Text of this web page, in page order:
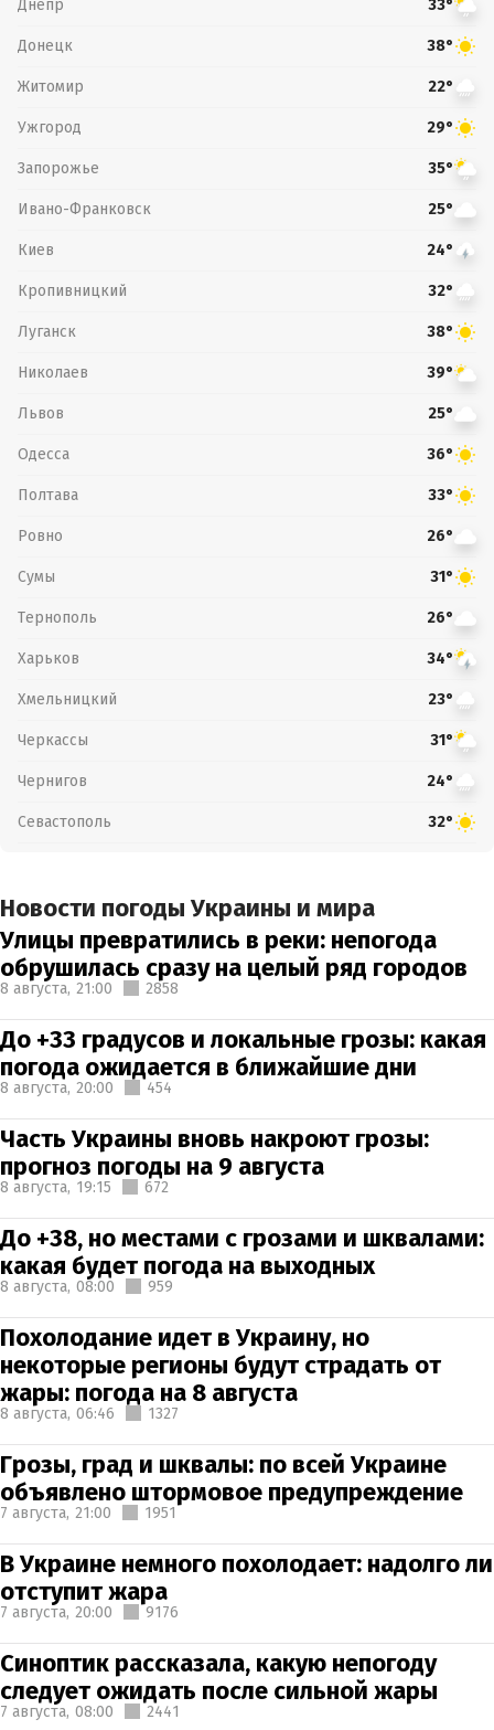
Днепр 33°
Донецк 38°
Житомир 22°
Ужгород 29°
Запорожье 35°
Ивано-Франковск 25°
Киев 24°
Кропивницкий 32°
Луганск 38°
Николаев 39°
Львов 25°
Одесса 36°
Полтава 33°
Ровно 26°
Сумы 31°
Тернополь 26°
Харьков 34°
Хмельницкий 23°
Черкассы 31°
Чернигов 24°
Севастополь 32°
Новости погоды Украины и мира
Улицы превратились в реки: непогода
обрушилась сразу на целый ряд городов
8 августа, 21:00 2858
До +33 градусов и локальные грозы: какая
погода ожидается в ближайшие дни
8 августа, 20:00 454
Часть Украины вновь накроют грозы:
прогноз погоды на 9 августа
8 августа, 19:15 672
До +38, но местами с грозами и шквалами:
какая будет погода на выходных
8 августа, 08:00 959
Похолодание идет в Украину, но
некоторые регионы будут страдать от
жары: погода на 8 августа
8 августа, 06:46 1327
Грозы, град и шквалы: по всей Украине
объявлено штормовое предупреждение
7 августа, 21:00 1951
В Украине немного похолодает: надолго ли
отступит жара
7 августа, 20:00 9176
Синоптик рассказала, какую непогоду
следует ожидать после сильной жары
7 августа, 08:00 2441